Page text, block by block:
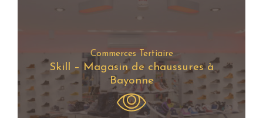
Commerces Tertiaire
Skill – Magasin de chaussures à
Bayonne